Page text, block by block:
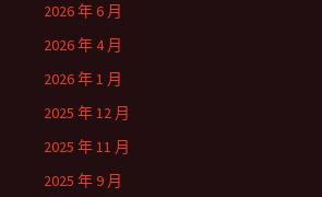
2026 年 6 月
2026 年 4 月
2026 年 1 月
2025 年 12 月
2025 年 11 月
2025 年 9 月